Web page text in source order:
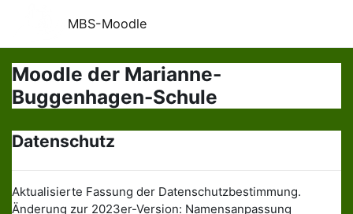
MBS-Moodle
Moodle der Marianne-
Buggenhagen-Schule
Datenschutz
Aktualisierte Fassung der Datenschutzbestimmung.
Änderung zur 2023er-Version: Namensanpassung